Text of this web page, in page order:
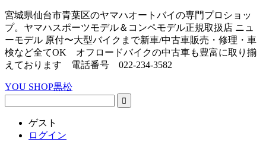
宮城県仙台市青葉区のヤマハオートバイの専門プロショッ
プ。ヤマハスポーツモデル＆コンペモデル正規取扱店 ニュ
ーモデル 原付〜大型バイクまで新車/中古車販売・修理・車
検など全てOK オフロードバイクの中古車も豊富に取り揃
えております 電話番号 022-234-3582
YOU SHOP黒松
ゲスト
ログイン